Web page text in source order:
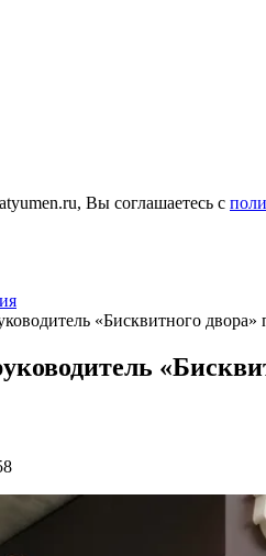
Вы соглашаетесь с
«Бисквитного двора»